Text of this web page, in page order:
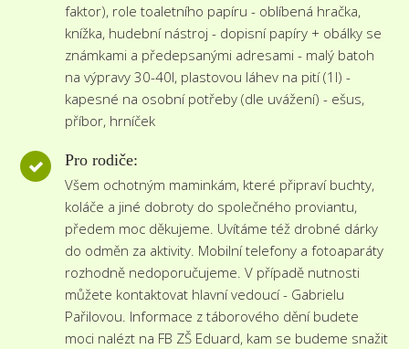
faktor), role toaletního papíru - oblíbená hračka,
knížka, hudební nástroj - dopisní papíry + obálky se
známkami a předepsanými adresami - malý batoh
na výpravy 30-40l, plastovou láhev na pití (1l) -
kapesné na osobní potřeby (dle uvážení) - ešus,
příbor, hrníček
Pro rodiče:
Všem ochotným maminkám, které připraví buchty,
koláče a jiné dobroty do společného proviantu,
předem moc děkujeme. Uvítáme též drobné dárky
do odměn za aktivity. Mobilní telefony a fotoaparáty
rozhodně nedoporučujeme. V případě nutnosti
můžete kontaktovat hlavní vedoucí - Gabrielu
Pařilovou. Informace z táborového dění budete
moci nalézt na FB ZŠ Eduard, kam se budeme snažit